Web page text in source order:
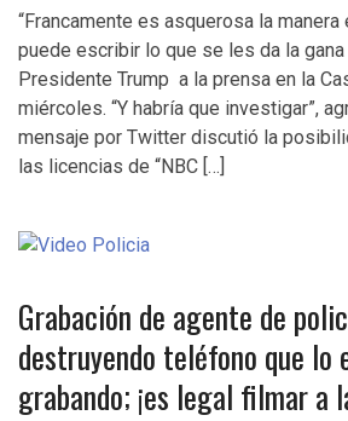
“Francamente es asquerosa la manera
puede escribir lo que se les da la
Presidente Trump a la prensa en la
miércoles. “Y habría que investigar”,
mensaje por Twitter discutió la
las licencias de “NBC […]
Grabación de agente de
destruyendo teléfono que lo
grabando; ¡es legal filmar a